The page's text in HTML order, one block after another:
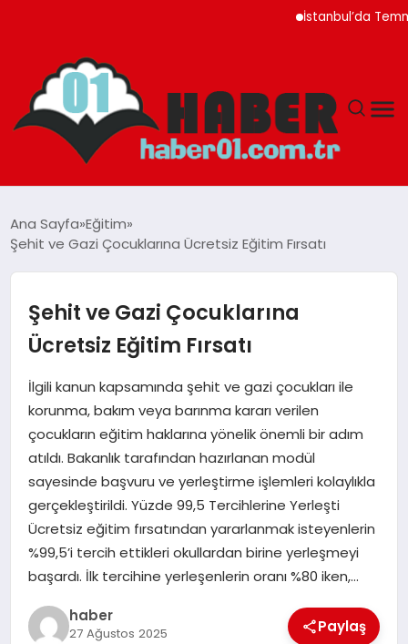
İstanbul’da Temmuz
YAŞAM
GÜNDEM
MAGAZIN
EĞITIM
TEKNOLOJI
Ana Sayfa Eğitim
Şehit ve Gazi Çocuklarına Ücretsiz Eğitim Fırsatı
Şehit ve Gazi Çocuklarına
Ücretsiz Eğitim Fırsatı
İlgili kanun kapsamında şehit ve gazi çocukları ile
korunma, bakım veya barınma kararı verilen
çocukların eğitim haklarına yönelik önemli bir adım
atıldı. Bakanlık tarafından hazırlanan modül
sayesinde başvuru ve yerleştirme işlemleri kolaylıkla
gerçekleştirildi. Yüzde 99,5 Tercihlerine Yerleşti
Ücretsiz eğitim fırsatından yararlanmak isteyenlerin
%99,5’i tercih ettikleri okullardan birine yerleşmeyi
başardı. İlk tercihine yerleşenlerin oranı %80 iken,…
haber
27 Ağustos 2025 Paylaş